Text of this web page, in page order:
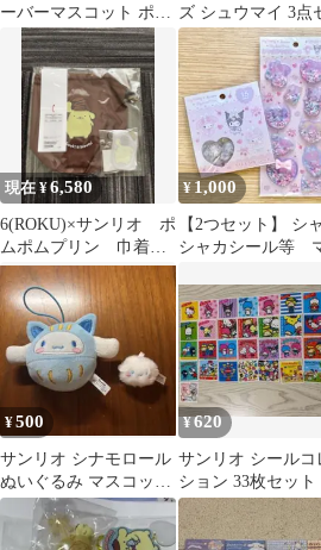
ーバーマスコット ポム
ポムプリン×2 シナモン
ズ シュウマイ 3点
ト
現在 ¥6,580
6(ROKU)×サンリオ ポ
ムポムプリン 巾着型
ポーチ＆キーホルダー
（未開封）
¥ 1,000
【2つセット】 シ
シャカシール等
ートピアノ
¥500
サンリオ シナモロール
ぬいぐるみ マスコット
2点セット
¥620
サンリオ シールコ
ション 33枚セット
ィ マイメロ クロ
名配送